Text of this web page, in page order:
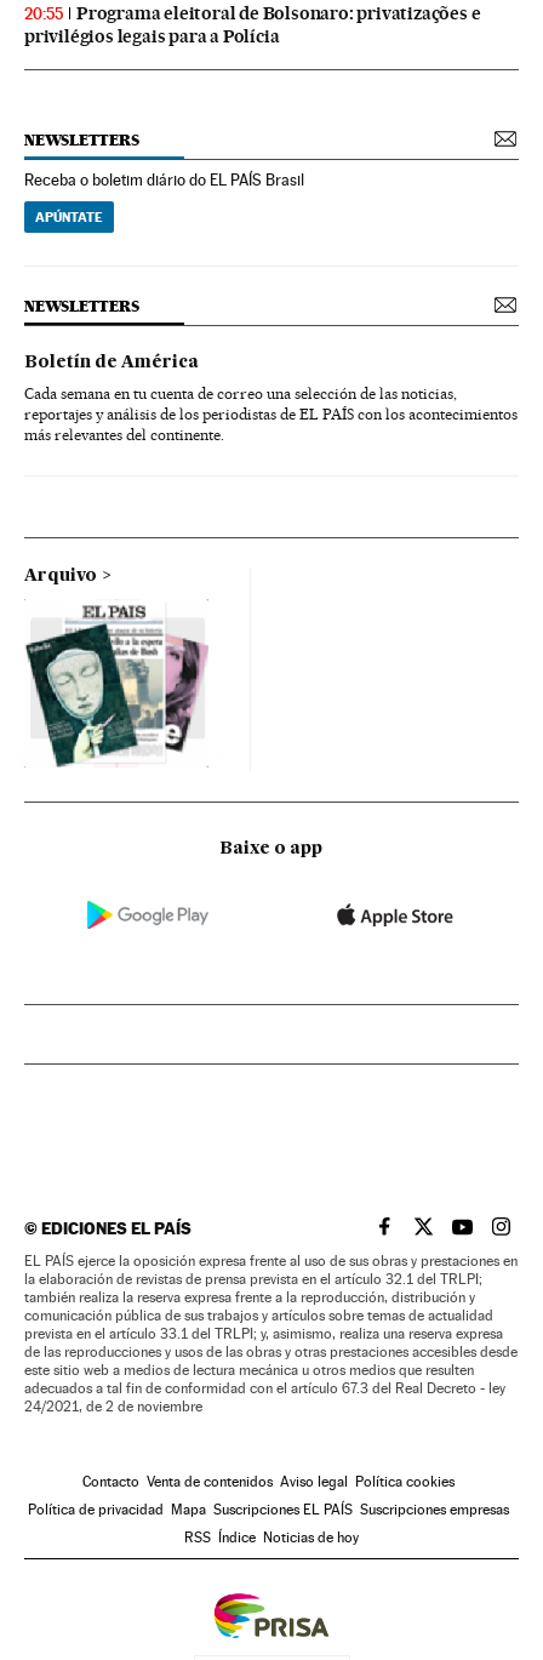
20:55
Programa eleitoral de Bolsonaro: privatizações e
privilégios legais para a Polícia
NEWSLETTERS
Receba o boletim diário do EL PAÍS Brasil
APÚNTATE
NEWSLETTERS
Boletín de América
Cada semana en tu cuenta de correo una selección de las noticias,
reportajes y análisis de los periodistas de EL PAÍS con los acontecimientos
más relevantes del continente.
Arquivo
Baixe o app
©EDICIONES EL PAÍS EL PAÍS BRASIL EN
EL PAÍSEL PAÍS
EL
EL PAÍS ejerce la oposición expresa frente al uso de sus obras y prestaciones en
la elaboración de revistas de prensa prevista en el artículo 32.1 del TRLPI;
también realiza la reserva expresa frente a la reproducción, distribución y
comunicación pública de sus trabajos y artículos sobre temas de actualidad
prevista en el artículo 33.1 del TRLPI; y, asimismo, realiza una reserva expresa
de las reproducciones y usos de las obras y otras prestaciones accesibles desde
este sitio web a medios de lectura mecánica u otros medios que resulten
adecuados a tal fin de conformidad con el artículo 67.3 del Real Decreto - ley
24/2021, de 2 de noviembre
Contacto Venta de contenidos Aviso legal
Política cookies
Política de privacidad
Mapa Suscripciones EL PAÍS Suscripciones empresas
RSS
Índice Noticias de hoy